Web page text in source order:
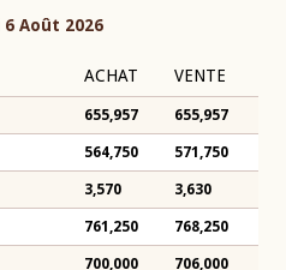
Août 2026
ACHAT VENTE
655,957 655,957
564,750 571,750
3,570 3,630
761,250 768,250
700,000 706,000